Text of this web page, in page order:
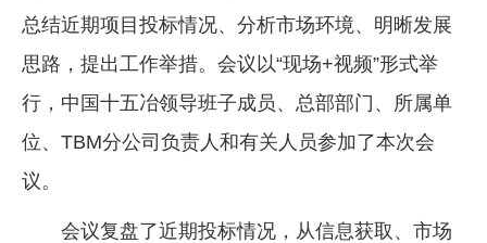
地矿 建设
党建工作
企业文化
《资源再生》杂志
总结近期项目投标情况、分析市场环境、明晰发展
思路，提出工作举措。会议以“现场+视频”形式举
行，中国十五冶领导班子成员、总部部门、所属单
位、TBM分公司负责人和有关人员参加了本次会
议。
会议复盘了近期投标情况，从信息获取、市场